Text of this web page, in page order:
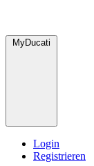
MyDucati
Login
Registrieren